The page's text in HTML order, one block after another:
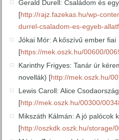
Gerald Durell: Családom és
[http://rajz.fazekas.hu/wp-
durrel-csaladom-es-egyeb-
Jókai Mór: A kőszívű ember fiai
[https://mek.oszk.hu/00600/
Karinthy Frigyes: Tanár úr
novellák) [http://mek.oszk.hu/
Lewis Caroll: Alice
[http://mek.oszk.hu/00300/
Mikszáth Kálmán: A jó palócok
[http://oszkdk.oszk.hu/storage/